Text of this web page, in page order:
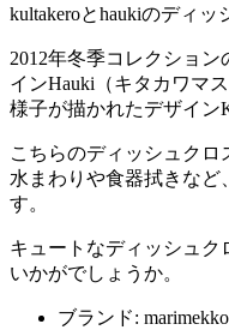
kultakeroとhaukiのディッ
2012年冬季コレクショ
インHauki（キタカワマ
様子が描かれたデザイン
こちらのディッシュク
水まわりや食器拭きなど
す。
キュートなディッシュク
いかがでしょうか。
ブランド: